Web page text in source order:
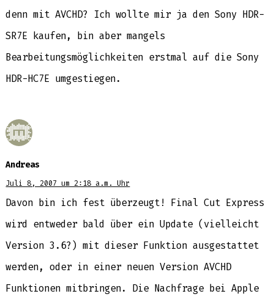
denn mit AVCHD? Ich wollte mir ja den Sony HDR-
SR7E kaufen, bin aber mangels
Bearbeitungsmöglichkeiten erstmal auf die Sony
HDR-HC7E umgestiegen.
Andreas
Juli 8, 2007 um 2:18 a.m. Uhr
Davon bin ich fest überzeugt! Final Cut Express
wird entweder bald über ein Update (vielleicht
Version 3.6?) mit dieser Funktion ausgestattet
werden, oder in einer neuen Version AVCHD
Funktionen mitbringen. Die Nachfrage bei Apple